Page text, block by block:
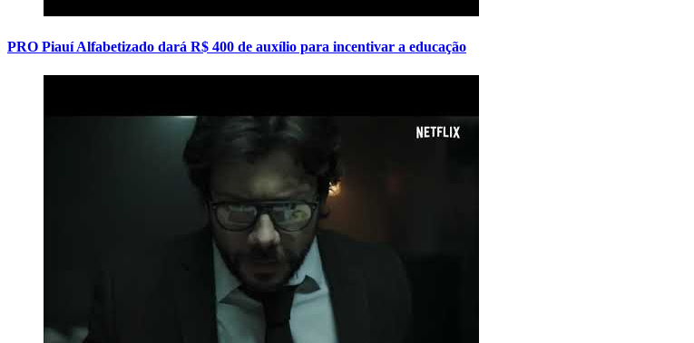
PRO Piauí Alfabetizado dará R$ 400 de auxílio para incentivar a educação